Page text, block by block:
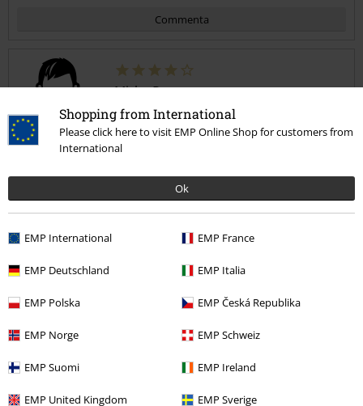
Shopping from International
Please click here to visit EMP Online Shop for customers from
International
Ok
EMP International EMP France
EMP Deutschland EMP Italia
EMP Polska EMP Česká Republika
EMP Norge EMP Schweiz
EMP Suomi EMP Ireland
EMP United Kingdom EMP Sverige
Commenta
Mirko R.
2 Commenti
Pubblicato in data: martedì, 7 giugno 2016
Il commento è stato utile?
Commenta